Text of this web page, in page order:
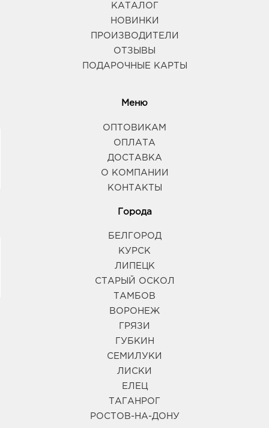
КАТАЛОГ
НОВИНКИ
ПРОИЗВОДИТЕЛИ
ОТЗЫВЫ
ПОДАРОЧНЫЕ КАРТЫ
Меню
ОПТОВИКАМ
ОПЛАТА
ДОСТАВКА
О КОМПАНИИ
КОНТАКТЫ
Города
БЕЛГОРОД
КУРСК
ЛИПЕЦК
СТАРЫЙ ОСКОЛ
ТАМБОВ
ВОРОНЕЖ
ГРЯЗИ
ГУБКИН
СЕМИЛУКИ
ЛИСКИ
ЕЛЕЦ
ТАГАНРОГ
РОСТОВ-НА-ДОНУ